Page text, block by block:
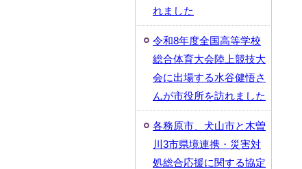
れました
令和8年度全国高等学校
総合体育大会陸上競技大
会に出場する水谷健悟さ
んが市役所を訪れました
各務原市、犬山市と木曽
川3市県境連携・災害対
処総合応援に関する協定